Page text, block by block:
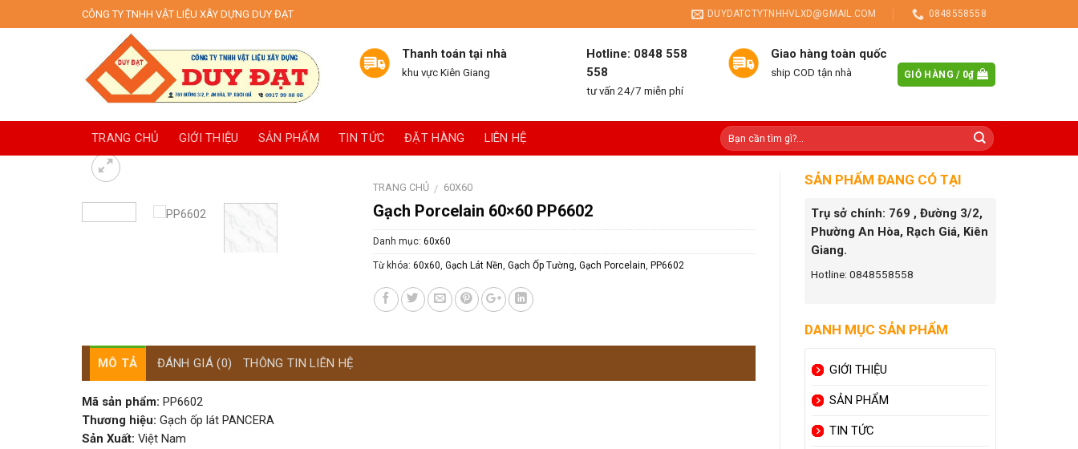
to
CÔNG TY TNHH VẬT LIỆU XÂY DỰNG DUY ĐẠT DUYDATCTYTNHHVLXD@GMAIL.COM 0848558558
Thanh toán tại nhà
khu vực Kiên Giang
Hotline: 0848 558
558
tư vấn 24/7 miễn phí
Giao hàng toàn quốc
ship COD tận nhà GIỎ HÀNG / 0₫
TRANG CHỦ GIỚI THIỆU SẢN PHẨM TIN TỨC ĐẶT HÀNG LIÊN HỆ
TRANG CHỦ / 60X60
Gạch Porcelain 60×60 PP6602
Danh mục: 60x60
Từ khóa: 60x60, Gạch Lát Nền, Gạch Ốp Tường, Gạch Porcelain, PP6602
MÔ TẢ ĐÁNH GIÁ (0) THÔNG TIN LIÊN HỆ
Mã sản phẩm: PP6602
Thương hiệu: Gạch ốp lát PANCERA
Sản Xuất: Việt Nam
SẢN PHẨM ĐANG CÓ TẠI
Trụ sở chính: 769 , Đường 3/2,
Phường An Hòa, Rạch Giá, Kiên
Giang.
Hotline: 0848558558
DANH MỤC SẢN PHẨM
GIỚI THIỆU
SẢN PHẨM
TIN TỨC